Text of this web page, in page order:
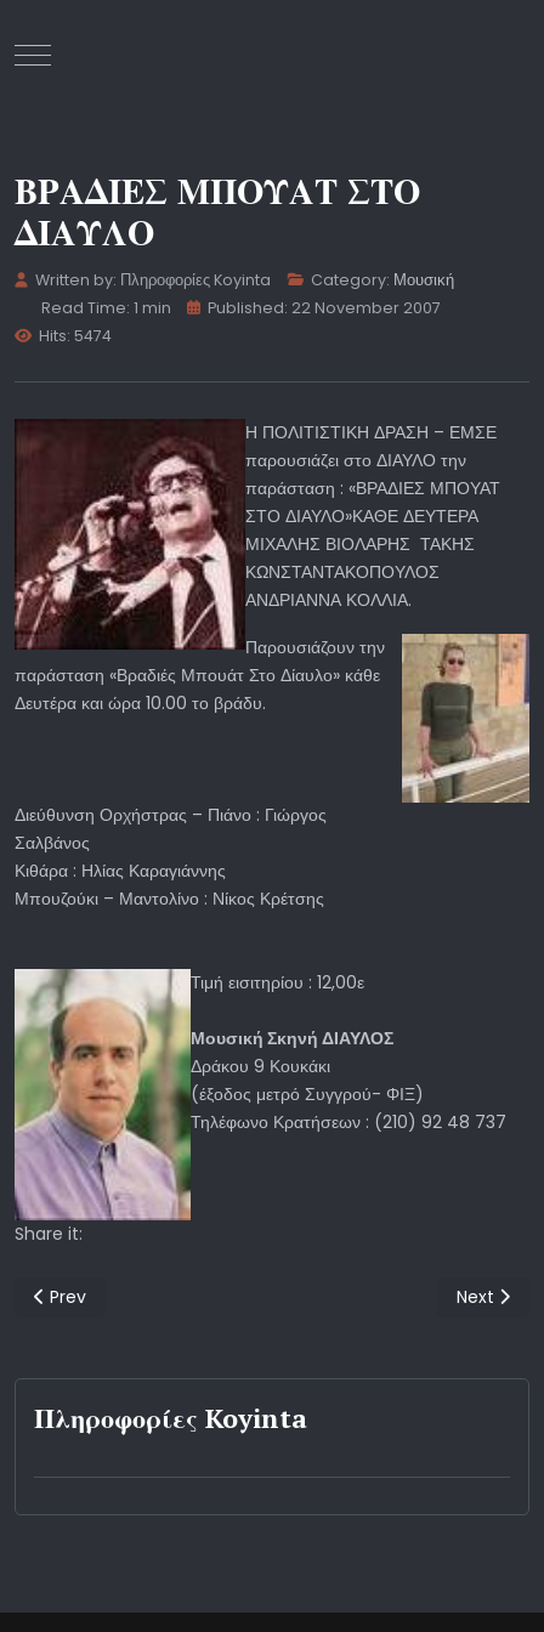
Mobile Menu Toggle
ΒΡΑΔΙΕΣ ΜΠΟΥΑΤ ΣΤΟ
ΔΙΑΥΛΟ
Written by: Πληροφορίες Koyinta Category: Μουσική
Read Time: 1 min
Published: 22 November 2007
Hits: 5474
Η ΠΟΛΙΤΙΣΤΙΚΗ ΔΡΑΣΗ – ΕΜΣΕ
παρουσιάζει στο ΔΙΑΥΛΟ την
παράσταση : «ΒΡΑΔΙΕΣ ΜΠΟΥΑΤ
ΣΤΟ ΔΙΑΥΛΟ»ΚΑΘΕ ΔΕΥΤΕΡΑ
ΜΙΧΑΛΗΣ ΒΙΟΛΑΡΗΣ ΤΑΚΗΣ
ΚΩΝΣΤΑΝΤΑΚΟΠΟΥΛΟΣ
ΑΝΔΡΙΑΝΝΑ ΚΟΛΛΙΑ.
Παρουσιάζουν την
παράσταση «Βραδιές Μπουάτ Στο Δίαυλο» κάθε
Δευτέρα και ώρα 10.00 το βράδυ.
Διεύθυνση Ορχήστρας – Πιάνο : Γιώργος
Σαλβάνος
Κιθάρα : Ηλίας Καραγιάννης
Μπουζούκι – Μαντολίνο : Νίκος Κρέτσης
Τιμή εισιτηρίου : 12,00ε
Μουσική Σκηνή ΔΙΑΥΛΟΣ
Δράκου 9 Κουκάκι
(έξοδος μετρό Συγγρού- ΦΙΞ)
Τηλέφωνο Κρατήσεων : (210) 92 48 737
Share it:
Previous article: ROOTS, ROCK, ΡΕΜΠΕΤΙΚΟ
Prev Next
Next
Πληροφορίες Koyinta